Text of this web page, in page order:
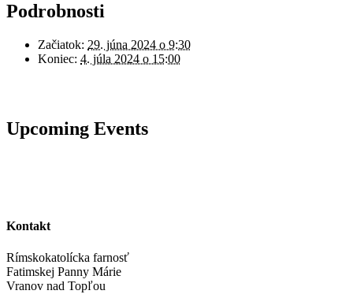
Podrobnosti
Začiatok: 29. júna 2024 o 9:30
Koniec: 4. júla 2024 o 15:00
Upcoming Events
Kontakt
Rímskokatolícka farnosť
Fatimskej Panny Márie
Vranov nad Topľou